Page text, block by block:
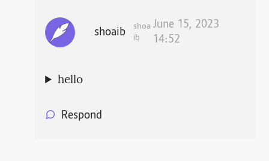
shoaib
shoa
ib
June 15, 2023
14:52
hello
Respond